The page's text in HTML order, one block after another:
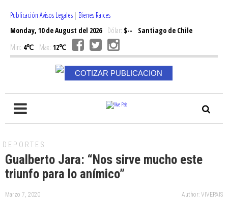
Publicación Avisos Legales | Bienes Raices
Monday, 10 de August del 2026Dólar: $--
Santiago de Chile
Min: 4℃ Max: 12℃
COTIZAR PUBLICACION
DEPORTES
Gualberto Jara: “Nos sirve mucho este
triunfo para lo anímico”
Marzo 7, 2020 Author: VIVEPAIS